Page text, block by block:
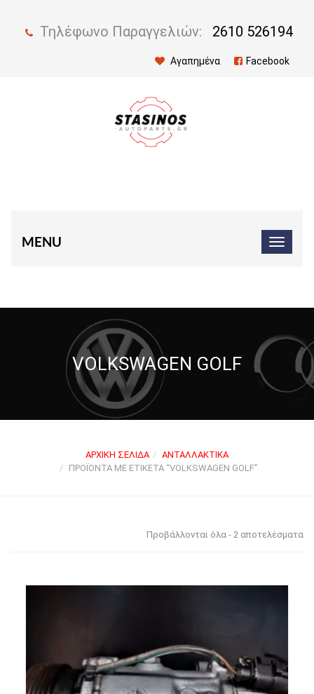
Τηλέφωνο Παραγγελιών: 2610 526194
Αγαπημένα Facebook
MENU
VOLKSWAGEN GOLF
ΑΡΧΙΚΉ ΣΕΛΊΔΑ
ΑΝΤΑΛΛΑΚΤΙΚΆ
ΠΡΟΪΌΝΤΑ ΜΕ ΕΤΙΚΈΤΑ “VOLKSWAGEN GOLF”
Προβάλλονται όλα - 2 αποτελέσματα